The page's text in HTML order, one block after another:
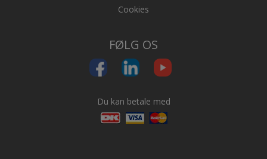
Cookies
FØLG OS
Du kan betale med